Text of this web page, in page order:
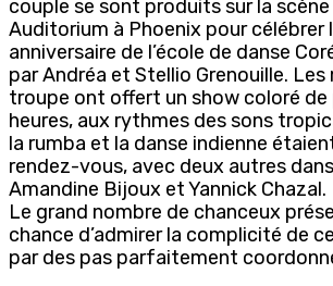
couple se sont produits sur la
Auditorium à Phoenix pour célébrer
anniversaire de l’école de danse
par Andréa et Stellio Grenouille. Les
troupe ont offert un show coloré de
heures, aux rythmes des sons
la rumba et la danse indienne
rendez-vous, avec deux autres
Amandine Bijoux et Yannick Chazal.
Le grand nombre de chanceux
chance d’admirer la complicité de
par des pas parfaitement